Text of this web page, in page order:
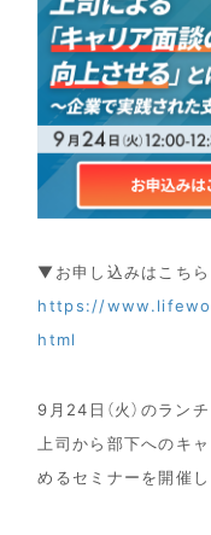
▼お申し込みはこちら
https://
html
9月24日（火）のランチ
上司から部下へのキ
めるセミナーを開催し